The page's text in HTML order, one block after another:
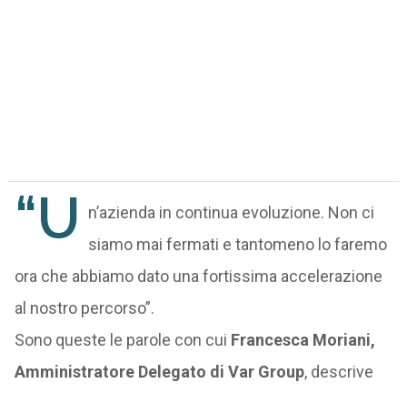
“U
n’azienda in continua evoluzione. Non ci
siamo mai fermati e tantomeno lo faremo
ora che abbiamo dato una fortissima accelerazione
al nostro percorso”.
Sono queste le parole con cui Francesca Moriani,
Amministratore Delegato di Var Group, descrive